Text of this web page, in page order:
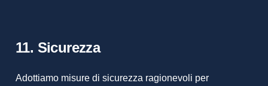
11. Sicurezza
Adottiamo misure di sicurezza ragionevoli per